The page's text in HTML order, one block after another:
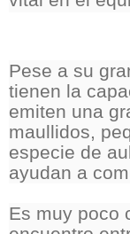
Pese a su
tienen la
emiten una
maullidos,
especie de
ayudan a
Es muy poco